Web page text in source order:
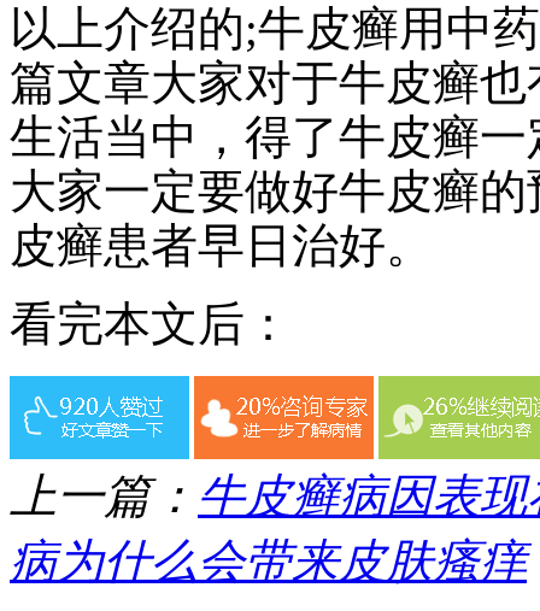
以上介绍的;牛皮癣用中
篇文章大家对于牛皮癣
生活当中，得了牛皮癣
大家一定要做好牛皮癣
皮癣患者早日治好。
看完本文后：
上一篇： 牛皮癣病因表
病为什么会带来皮肤瘙痒